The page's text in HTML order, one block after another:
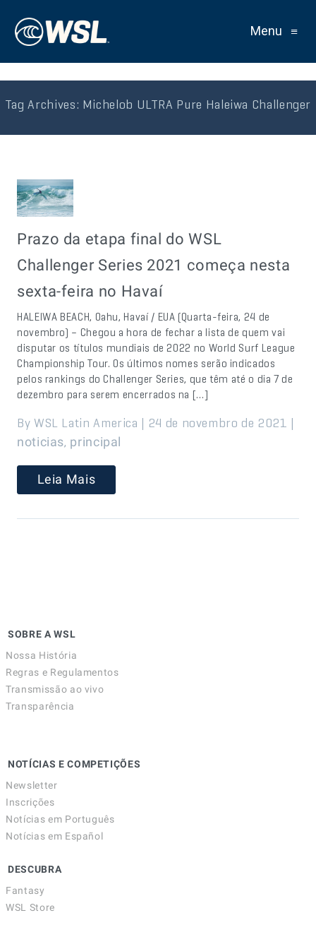
Menu ≡
Tag Archives: Michelob ULTRA Pure Haleiwa Challenger
Prazo da etapa final do WSL
Challenger Series 2021 começa nesta
sexta-feira no Havaí
HALEIWA BEACH, Oahu, Havaí / EUA (Quarta-feira, 24 de
novembro) – Chegou a hora de fechar a lista de quem vai
disputar os títulos mundiais de 2022 no World Surf League
Championship Tour. Os últimos nomes serão indicados
pelos rankings do Challenger Series, que têm até o dia 7 de
dezembro para serem encerrados na […]
By WSL Latin America | 24 de novembro de 2021 |
noticias, principal
Leia Mais
SOBRE A WSL
Nossa História
Regras e Regulamentos
Transmissão ao vivo
Transparência
NOTÍCIAS E COMPETIÇÕES
Newsletter
Inscrições
Notícias em Português
Notícias em Español
DESCUBRA
Fantasy
WSL Store